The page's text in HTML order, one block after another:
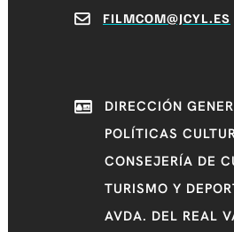
FILMCOM@JCYL.ES
DIRECCIÓN
POLÍTICAS
CONSEJERÍA DE
TURISMO Y
AVDA. DEL REAL